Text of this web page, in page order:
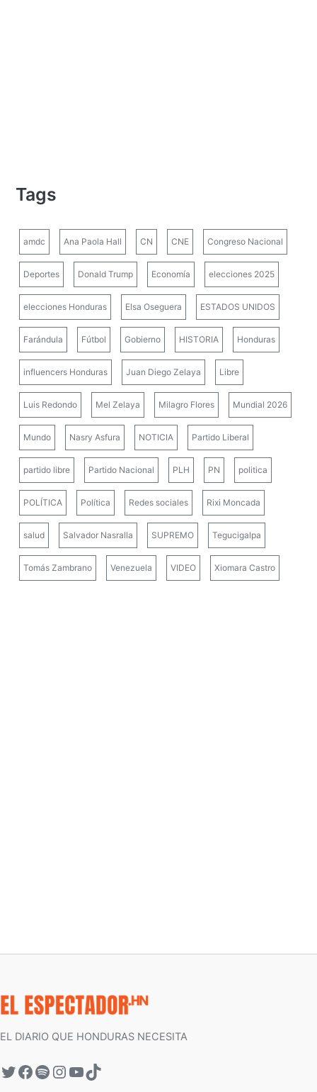
Tags
amdc Ana Paola Hall CN CNE Congreso Nacional
Deportes Donald Trump Economía elecciones 2025
elecciones Honduras Elsa Oseguera ESTADOS UNIDOS
Farándula Fútbol Gobierno HISTORIA Honduras
influencers Honduras Juan Diego Zelaya Libre
Luis Redondo Mel Zelaya Milagro Flores Mundial 2026
Mundo Nasry Asfura NOTICIA Partido Liberal
partido libre Partido Nacional PLH PN politica
POLÍTICA Política Redes sociales Rixi Moncada
salud Salvador Nasralla SUPREMO Tegucigalpa
Tomás Zambrano Venezuela VIDEO Xiomara Castro
EL DIARIO QUE HONDURAS NECESITA